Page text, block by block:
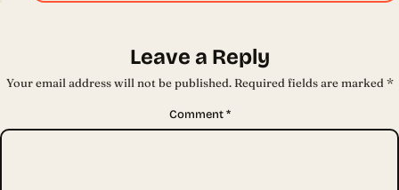
Leave a Reply
Your email address will not be published. Required fields are marked *
Comment*